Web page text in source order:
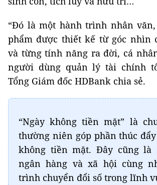
“Đó là một hành trình nhân
phẩm được thiết kế từ góc nhìn
và từng tính năng ra đời, cá
người dùng quản lý tài chính
Tổng Giám đốc HDBank chia sẻ.
“Ngày không tiền mặt” là
thường niên góp phần thúc
không tiền mặt. Đây cũng là
ngân hàng và xã hội cùng
trình chuyển đổi số trong lĩnh